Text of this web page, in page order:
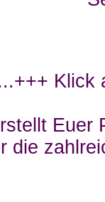
Klick
Euer
die